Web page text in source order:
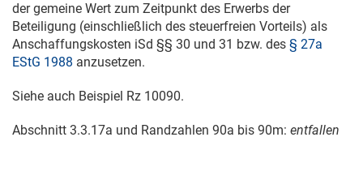
der gemeine Wert zum Zeitpunkt des Erwerbs der
Beteiligung (einschließlich des steuerfreien Vorteils) als
Anschaffungskosten iSd §§ 30 und 31 bzw. des § 27a
EStG 1988 anzusetzen.
Siehe auch Beispiel Rz 10090.
Abschnitt 3.3.17a und Randzahlen 90a bis 90m: entfallen